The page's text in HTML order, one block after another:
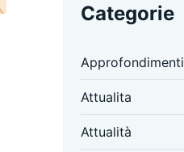
Categorie
Approfondimenti
Attualita
Attualità